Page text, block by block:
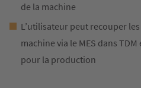
de la machine
L’utilisateur peut recouper
machine via le MES dans
pour la production